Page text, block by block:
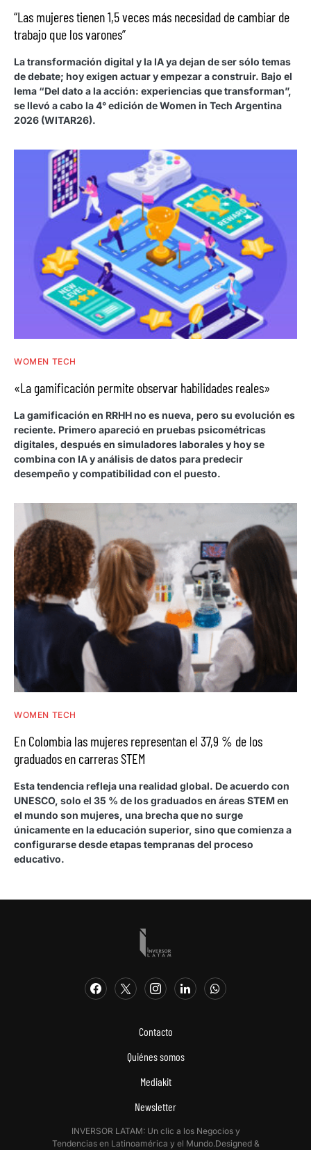
“Las mujeres tienen 1,5 veces más necesidad de cambiar de
trabajo que los varones”
La transformación digital y la IA ya dejan de ser sólo temas
de debate; hoy exigen actuar y empezar a construir. Bajo el
lema “Del dato a la acción: experiencias que transforman”,
se llevó a cabo la 4° edición de Women in Tech Argentina
2026 (WITAR26).
WOMEN TECH
«La gamificación permite observar habilidades reales»
La gamificación en RRHH no es nueva, pero su evolución es
reciente. Primero apareció en pruebas psicométricas
digitales, después en simuladores laborales y hoy se
combina con IA y análisis de datos para predecir
desempeño y compatibilidad con el puesto.
WOMEN TECH
En Colombia las mujeres representan el 37,9 % de los
graduados en carreras STEM
Esta tendencia refleja una realidad global. De acuerdo con
UNESCO, solo el 35 % de los graduados en áreas STEM en
el mundo son mujeres, una brecha que no surge
únicamente en la educación superior, sino que comienza a
configurarse desde etapas tempranas del proceso
educativo.
Contacto
Quiénes somos
Mediakit
Newsletter
INVERSOR LATAM: Un clic a los Negocios y
Tendencias en Latinoamérica y el Mundo.Designed &